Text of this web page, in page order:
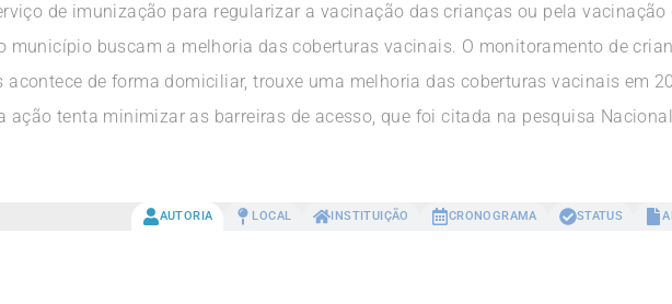
de imunização para regularizar a vacinação das crianças ou pela
município buscam a melhoria das coberturas vacinais. O monitoramento de
acontece de forma domiciliar, trouxe uma melhoria das coberturas vacinais em
ação tenta minimizar as barreiras de acesso, que foi citada na pesquisa
AUTORIA LOCAL INSTITUIÇÃO CRONOGRAMA STATUS